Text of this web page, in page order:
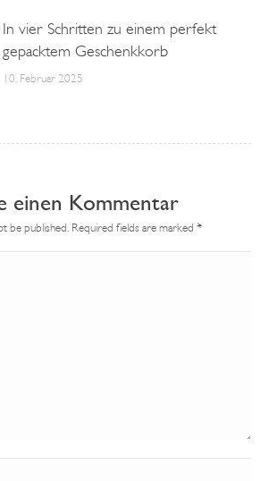
In vier Schritten zu einem perfekt
gepacktem Geschenkkorb
10. Februar 2025
einen Kommentar
be published. Required fields are marked *